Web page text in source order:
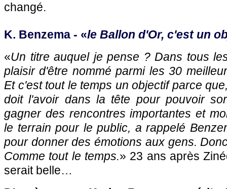
changé.
K. Benzema - «le Ballon d'Or, c'est un
«Un titre auquel je pense ? Dans tous
plaisir d'être nommé parmi les 30
Et c'est tout le temps un objectif parce
doit l'avoir dans la tête pour pouvoir
gagner des rencontres importantes et
le terrain pour le public, a rappelé
pour donner des émotions aux gens.
Comme tout le temps.» 23 ans après
serait belle…